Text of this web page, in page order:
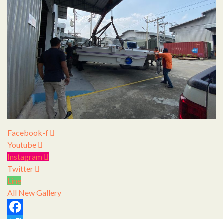
Facebook-f
Youtube
Instagram
Twitter
Line
All New Gallery